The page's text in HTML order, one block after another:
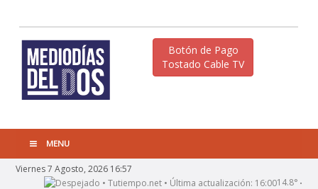
Botón de Pago
Tostado Cable TV
MENU
Viernes 7 Agosto, 2026 16:57
14.8° •